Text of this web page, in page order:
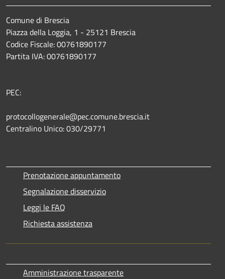
Comune di Brescia
Piazza della Loggia, 1 - 25121 Brescia
Codice Fiscale: 00761890177
Partita IVA: 00761890177
PEC:
protocollogenerale@pec.comune.brescia.it
Centralino Unico: 030/29771
Prenotazione appuntamento
Segnalazione disservizio
Leggi le FAQ
Richiesta assistenza
Amministrazione trasparente